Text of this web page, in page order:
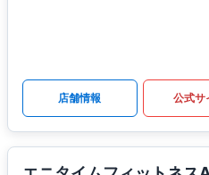
店舗情報 公式サ